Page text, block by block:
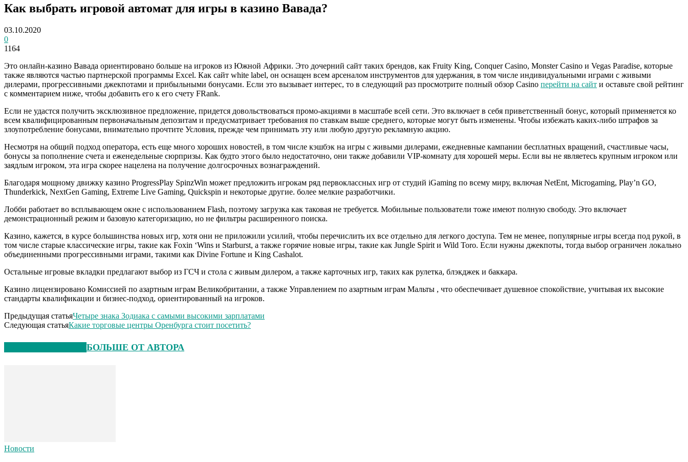
Как выбрать игровой автомат для игры в казино Вавада?
03.10.2020
0
1164
Это онлайн-казино Вавада ориентировано больше на игроков из Южной Африки. Это дочерний сайт таких брендов, как Fruity King, Conquer Casino, Monster Casino и Vegas Paradise, которые
также являются частью партнерской программы Excel. Как сайт white label, он оснащен всем арсеналом инструментов для удержания, в том числе индивидуальными играми с живыми
дилерами, прогрессивными джекпотами и прибыльными бонусами. Если это вызывает интерес, то в следующий раз просмотрите полный обзор Casino перейти на сайт и оставьте свой рейтинг
с комментарием ниже, чтобы добавить его к его счету FRank.
Если не удастся получить эксклюзивное предложение, придется довольствоваться промо-акциями в масштабе всей сети. Это включает в себя приветственный бонус, который применяется ко
всем квалифицированным первоначальным депозитам и предусматривает требования по ставкам выше среднего, которые могут быть изменены. Чтобы избежать каких-либо штрафов за
злоупотребление бонусами, внимательно прочтите Условия, прежде чем принимать эту или любую другую рекламную акцию.
Несмотря на общий подход оператора, есть еще много хороших новостей, в том числе кэшбэк на игры с живыми дилерами, ежедневные кампании бесплатных вращений, счастливые часы,
бонусы за пополнение счета и еженедельные сюрпризы. Как будто этого было недостаточно, они также добавили VIP-комнату для хорошей меры. Если вы не являетесь крупным игроком или
заядлым игроком, эта игра скорее нацелена на получение долгосрочных вознаграждений.
Благодаря мощному движку казино ProgressPlay SpinzWin может предложить игрокам ряд первоклассных игр от студий iGaming по всему миру, включая NetEnt, Microgaming, Play’n GO,
Thunderkick, NextGen Gaming, Extreme Live Gaming, Quickspin и некоторые другие. более мелкие разработчики.
Лобби работает во всплывающем окне с использованием Flash, поэтому загрузка как таковая не требуется. Мобильные пользователи тоже имеют полную свободу. Это включает
демонстрационный режим и базовую категоризацию, но не фильтры расширенного поиска.
Казино, кажется, в курсе большинства новых игр, хотя они не приложили усилий, чтобы перечислить их все отдельно для легкого доступа. Тем не менее, популярные игры всегда под рукой, в
том числе старые классические игры, такие как Foxin ‘Wins и Starburst, а также горячие новые игры, такие как Jungle Spirit и Wild Toro. Если нужны джекпоты, тогда выбор ограничен локально
объединенными прогрессивными играми, такими как Divine Fortune и King Cashalot.
Остальные игровые вкладки предлагают выбор из ГСЧ и стола с живым дилером, а также карточных игр, таких как рулетка, блэкджек и баккара.
Казино лицензировано Комиссией по азартным играм Великобритании, а также Управлением по азартным играм Мальты , что обеспечивает душевное спокойствие, учитывая их высокие
стандарты квалификации и бизнес-подход, ориентированный на игроков.
Предыдущая статьяЧетыре знака Зодиака с самыми высокими зарплатами
Следующая статьяКакие торговые центры Оренбурга стоит посетить?
БОЛЬШЕ ОТ АВТОРА
Новости